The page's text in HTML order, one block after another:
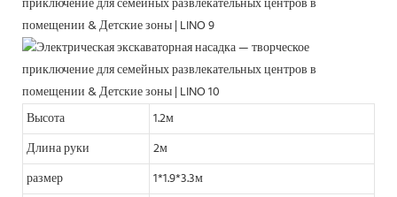
Высота
1.2м
Длина руки
2м
размер
1*1.9*3.3м